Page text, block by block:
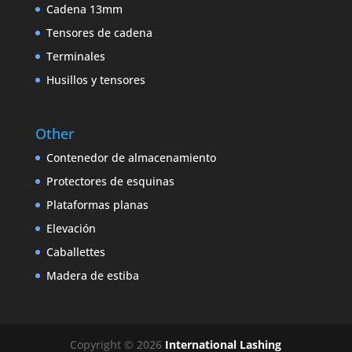
Cadena 13mm
Tensores de cadena
Terminales
Husillos y tensores
Other
Contenedor de almacenamiento
Protectores de esquinas
Plataformas planas
Elevación
Caballettes
Madera de estiba
Copyright © 2026 International Lashing